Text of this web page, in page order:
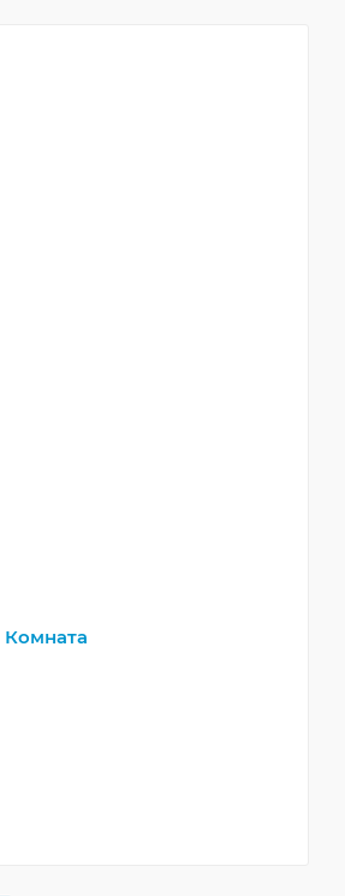
Комната